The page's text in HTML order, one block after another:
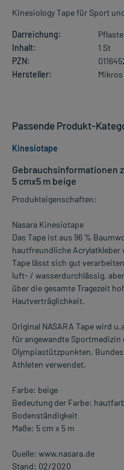
Kinesiology Tape für Sport
Darreichung:
Inhalt:
1 St
PZN:
Hersteller:
Mikros
Gebrauchsinformationen
5 cmx5 m beige
Produkteigenschaften:
Nasara Kinesiotape
Das Tape ist aus 96 %
hautfreundliche Acrylatkleber
Tape lässt sich gut
luft- / wasserdurchlässig,
über die gesamte Tragezeit
Hautverträglichkeit.
Original NASARA Tape wird
für angewandte
Olympiastützpunkten,
Athleten verwendet.
Farbe: beige
Bedeutung der Farbe:
Bodenständigkeit
Maße: 5 cm x 5 m
Quelle: www.nasara.de
Stand: 02/2020
Passende Produkt-
Kinesiotape